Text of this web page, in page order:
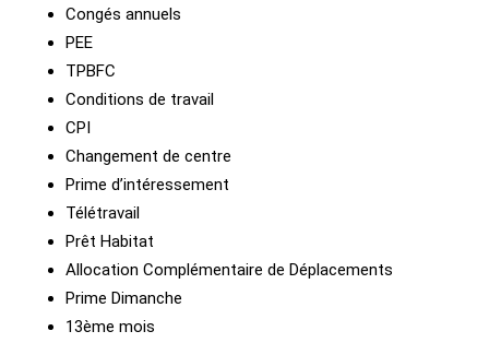
Congés annuels
PEE
TPBFC
Conditions de travail
CPI
Changement de centre
Prime d’intéressement
Télétravail
Prêt Habitat
Allocation Complémentaire de Déplacements
Prime Dimanche
13ème mois